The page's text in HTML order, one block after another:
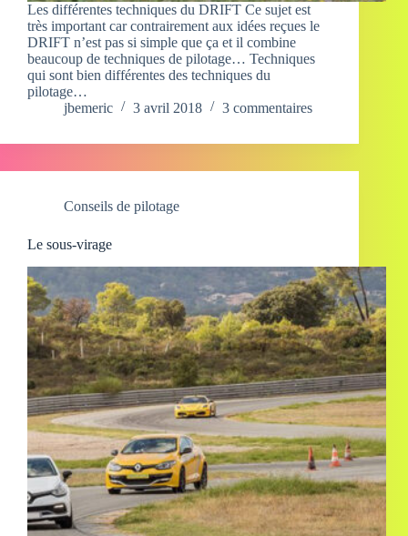
Les différentes techniques du DRIFT Ce sujet est
très important car contrairement aux idées reçues le
DRIFT n’est pas si simple que ça et il combine
beaucoup de techniques de pilotage… Techniques
qui sont bien différentes des techniques du
pilotage…
jbemeric
3 avril 2018 3 commentaires
Conseils de pilotage
Le sous-virage